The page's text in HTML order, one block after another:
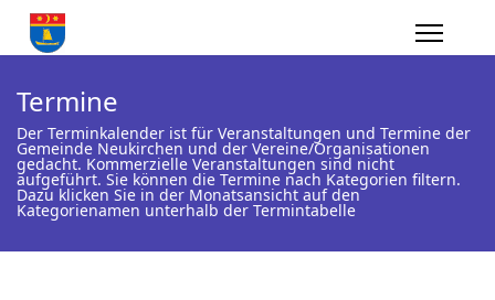
Termine
Der Terminkalender ist für Veranstaltungen und Termine der
Gemeinde Neukirchen und der Vereine/Organisationen
gedacht. Kommerzielle Veranstaltungen sind nicht
aufgeführt. Sie können die Termine nach Kategorien filtern.
Dazu klicken Sie in der Monatsansicht auf den
Kategorienamen unterhalb der Termintabelle